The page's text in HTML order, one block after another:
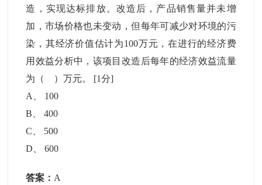
造，实现达标排放。改造后，产品销售量并未增
加，市场价格也未变动，但每年可减少对环境的污
染，其经济价值估计为100万元，在进行的经济费
用效益分析中，该项目改造后每年的经济效益流量
为（ ）万元。 [1分]
A
100
B 、400
C
500
D 、600
答案： A